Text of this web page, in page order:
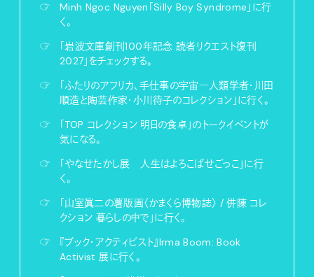
☞
Minh Ngoc Nguyen「Silly Boy Syndrome」に行
く。
☞
「岩波文庫創刊100年記念 読者リクエスト復刊
2027」をチェックする。
☞
「ふたりのアフリカ、手仕事の宇宙―人類学者・川田
順造と陶芸作家・小川待子のコレクション」に行く。
☞
「TOP コレクション 明日の食卓」のトークイベントが
気になる。
☞
「やなせたかし展 人生はよろこばせごっこ」に行
く。
☞
「山室眞二の薯版画〈かまくら博物誌〉 / 併陳 コレ
クション 暮らしの中で」に行く。
☞
『ブック・アクティビスト』Irma Boom: Book
Activist 展に行く。